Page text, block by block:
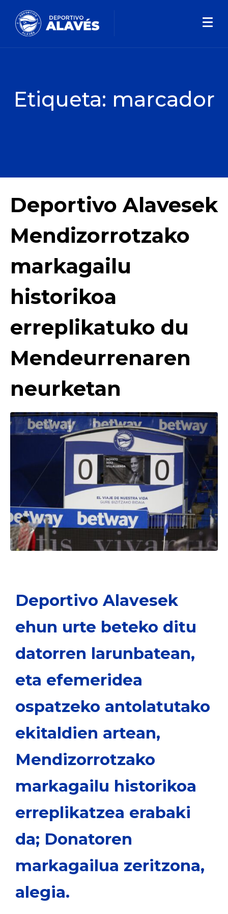
Etiqueta: marcador
Deportivo Alavesek
Mendizorrotzako
markagailu
historikoa
erreplikatuko du
Mendeurrenaren
neurketan
Deportivo Alavesek
ehun urte beteko ditu
datorren larunbatean,
eta efemeridea
ospatzeko antolatutako
ekitaldien artean,
Mendizorrotzako
markagailu historikoa
erreplikatzea erabaki
da; Donatoren
markagailua zeritzona,
alegia.